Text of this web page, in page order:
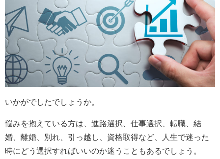
いかがでしたでしょうか。
悩みを抱えている方は、進路選択、仕事選択、転職、結
婚、離婚、別れ、引っ越し、資格取得など、人生で迷った
時にどう選択すればいいのか迷うこともあるでしょう。